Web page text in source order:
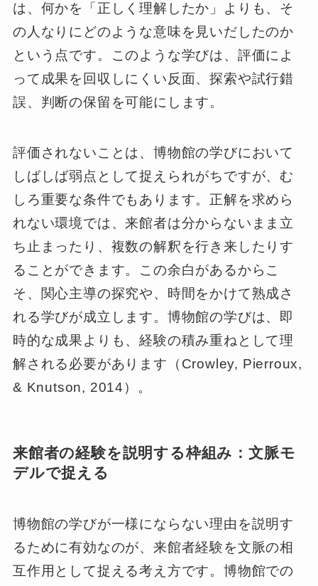
は、何かを「正しく理解したか」よりも、そ
の人なりにどのような意味を見いだしたのか
という点です。このような学びは、評価によ
って成果を回収しにくい反面、探索や試行錯
誤、判断の保留を可能にします。
評価されないことは、博物館の学びにおいて
しばしば弱点として捉えられがちですが、む
しろ重要な条件でもあります。正解を求めら
れない環境では、来館者は分からないまま立
ち止まったり、複数の解釈を行き来したりす
ることができます。この余白があるからこ
そ、関心主導の探究や、時間をかけて熟成さ
れる学びが成立します。博物館の学びは、即
時的な成果よりも、経験の積み重ねとして理
解される必要があります（Crowley, Pierroux,
& Knutson, 2014）。
来館者の経験を説明する枠組み：文脈モ
デルで捉える
博物館の学びが一様にならない理由を説明す
るために有効なのが、来館者経験を文脈の相
互作用として捉える考え方です。博物館での